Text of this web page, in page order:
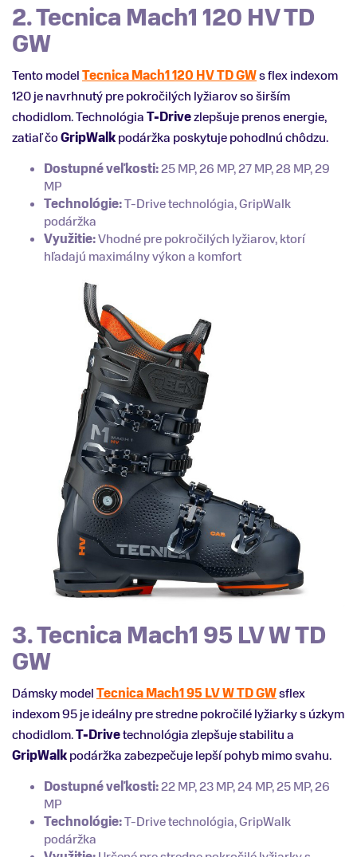
2. Tecnica Mach1 120 HV TD
GW
Tento modelTecnica Mach1 120 HV TD GWs flex indexom
120 je navrhnutý pre pokročilých lyžiarov so širším
chodidlom. TechnológiaT-Drivezlepšuje prenos energie,
zatiaľ čoGripWalkpodáržka poskytuje pohodlnú chôdzu.
Dostupné veľkosti:25 MP, 26 MP, 27 MP, 28 MP, 29
MP
Technológie:T-Drive technológia, GripWalk
podáržka
Využitie:Vhodné pre pokročilých lyžiarov, ktorí
hľadajú maximálny výkon a komfort
3. Tecnica Mach1 95 LV W TD
GW
Dámsky modelTecnica Mach1 95 LV W TD GWsflex
indexom 95 je ideálny pre stredne pokročilé lyžiarky s úzkym
chodidlom.T-Drivetechnológia zlepšuje stabilitu a
GripWalkpodáržka zabezpečuje lepší pohyb mimo svahu.
Dostupné veľkosti:22 MP, 23 MP, 24 MP, 25 MP, 26
MP
Technológie:T-Drive technológia, GripWalk
podáržka